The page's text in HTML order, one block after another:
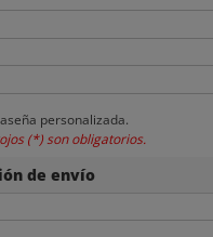
personalizada.
(*) son obligatorios.
de envío